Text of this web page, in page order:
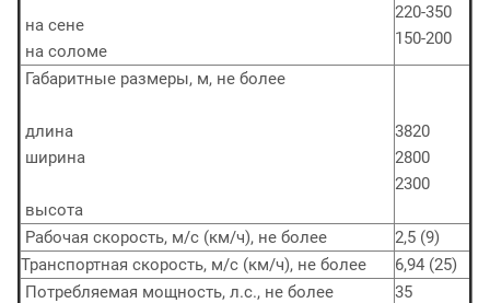
на сене
на соломе
220-350
150-200
Габаритные размеры, м, не более
длина
ширина
высота
3820
2800
2300
Рабочая скорость, м/с (км/ч), не более
2,5 (9)
Транспортная скорость, м/с (км/ч), не более
6,94 (25)
Потребляемая мощность, л.с., не более
35